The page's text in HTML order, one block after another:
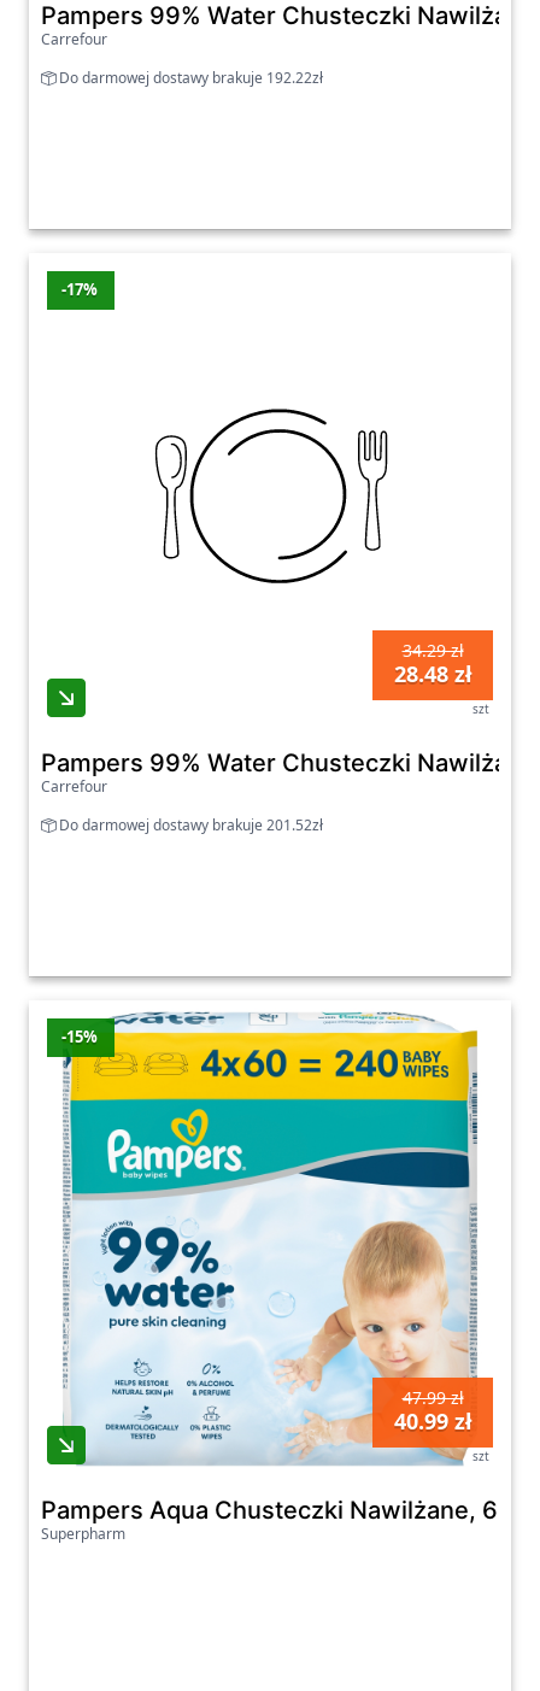
Pampers 99% Water Chusteczki
Carrefour
Do darmowej dostawy brakuje 192.22zł
-17%
34.29 zł
28.48 zł
szt
Pampers 99% Water Chusteczki
Carrefour
Do darmowej dostawy brakuje 201.52zł
-15%
47.99 zł
40.99 zł
szt
Pampers Aqua Chusteczki Nawilżane, 60
Superpharm